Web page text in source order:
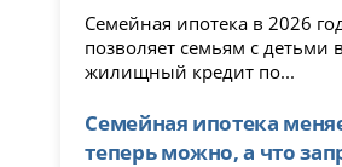
Семейная ипотека в 2026
позволяет семьям с детьми
жилищный кредит по...
Семейная ипотека
теперь можно, а что